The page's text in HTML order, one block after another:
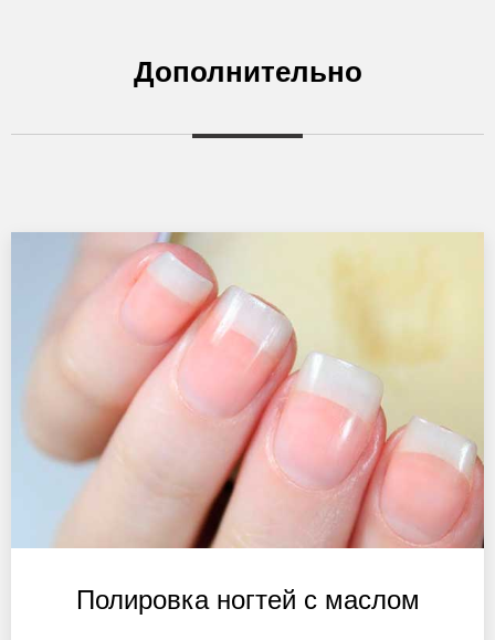
Дополнительно
Полировка ногтей с маслом